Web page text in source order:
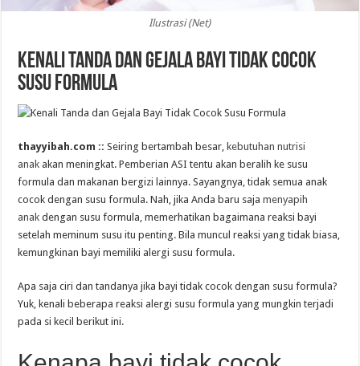
Ilustrasi (Net)
Kenali Tanda dan Gejala Bayi Tidak Cocok
Susu Formula
thayyibah.com ::Seiring bertambah besar,kebutuhan nutrisi
anak akan meningkat. Pemberian ASI tentu akan beralih ke susu
formula dan makanan bergizi lainnya. Sayangnya, tidak semua anak
cocok dengan susu formula. Nah, jika Anda baru sajamenyapih
anak dengan susu formula, memerhatikan bagaimana reaksi bayi
setelah meminum susu itu penting. Bila muncul reaksi yang tidak biasa,
kemungkinan bayi memiliki alergi susu formula.
Apa saja ciri dan tandanya jika bayi tidak cocok dengan susu formula?
Yuk, kenali beberapa reaksi alergi susu formula yang mungkin terjadi
pada si kecil berikut ini.